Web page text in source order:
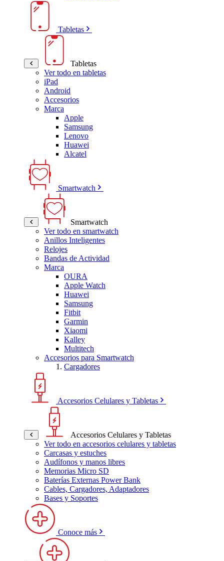
Tabletas
Tabletas
Ver todo en tabletas
iPad
Android
Accesorios
Marca
Apple
Samsung
Lenovo
Huawei
Alcatel
Smartwatch
Smartwatch
Ver todo en smartwatch
Anillos Inteligentes
Relojes
Bandas de Actividad
Marca
OURA
Apple Watch
Huawei
Samsung
Fitbit
Garmin
Xiaomi
Kalley
Multitech
Accesorios para Smartwatch
Cargadores
Accesorios Celulares y Tabletas
Accesorios Celulares y Tabletas
Ver todo en accesorios celulares y tabletas
Carcasas y estuches
Audífonos y manos libres
Memorias Micro SD
Baterías Externas Power Bank
Cables, Cargadores, Adaptadores
Bases y Soportes
Conoce más